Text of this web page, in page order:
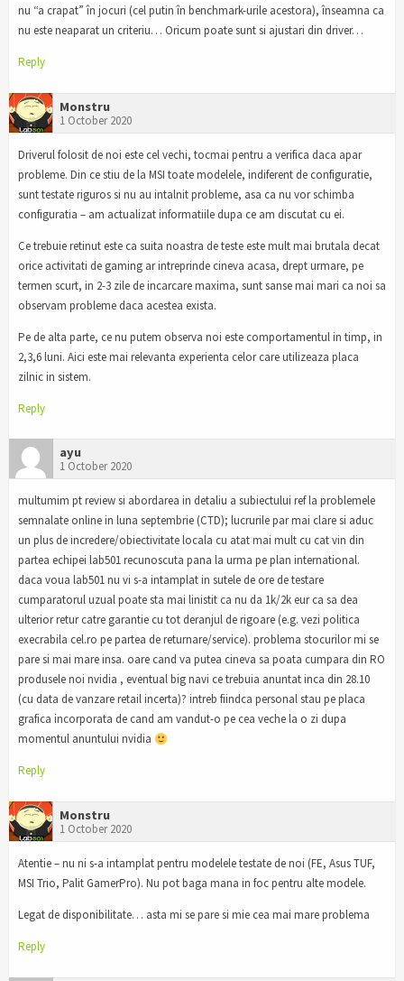
nu “a crapat” în jocuri (cel putin în benchmark-urile acestora), înseamna ca
nu este neaparat un criteriu… Oricum poate sunt si ajustari din driver…
Reply
Monstru
1 October 2020
Driverul folosit de noi este cel vechi, tocmai pentru a verifica daca apar
probleme. Din ce stiu de la MSI toate modelele, indiferent de configuratie,
sunt testate riguros si nu au intalnit probleme, asa ca nu vor schimba
configuratia – am actualizat informatiile dupa ce am discutat cu ei.
Ce trebuie retinut este ca suita noastra de teste este mult mai brutala decat
orice activitati de gaming ar intreprinde cineva acasa, drept urmare, pe
termen scurt, in 2-3 zile de incarcare maxima, sunt sanse mai mari ca noi sa
observam probleme daca acestea exista.
Pe de alta parte, ce nu putem observa noi este comportamentul in timp, in
2,3,6 luni. Aici este mai relevanta experienta celor care utilizeaza placa
zilnic in sistem.
Reply
ayu
1 October 2020
multumim pt review si abordarea in detaliu a subiectului ref la problemele
semnalate online in luna septembrie (CTD); lucrurile par mai clare si aduc
un plus de incredere/obiectivitate locala cu atat mai mult cu cat vin din
partea echipei lab501 recunoscuta pana la urma pe plan international.
daca voua lab501 nu vi s-a intamplat in sutele de ore de testare
cumparatorul uzual poate sta mai linistit ca nu da 1k/2k eur ca sa dea
ulterior retur catre garantie cu tot deranjul de rigoare (e.g. vezi politica
execrabila cel.ro pe partea de returnare/service). problema stocurilor mi se
pare si mai mare insa. oare cand va putea cineva sa poata cumpara din RO
produsele noi nvidia , eventual big navi ce trebuia anuntat inca din 28.10
(cu data de vanzare retail incerta)? intreb fiindca personal stau pe placa
grafica incorporata de cand am vandut-o pe cea veche la o zi dupa
momentul anuntului nvidia
Reply
Monstru
1 October 2020
Atentie – nu ni s-a intamplat pentru modelele testate de noi (FE, Asus TUF,
MSI Trio, Palit GamerPro). Nu pot baga mana in foc pentru alte modele.
Legat de disponibilitate… asta mi se pare si mie cea mai mare problema
Reply